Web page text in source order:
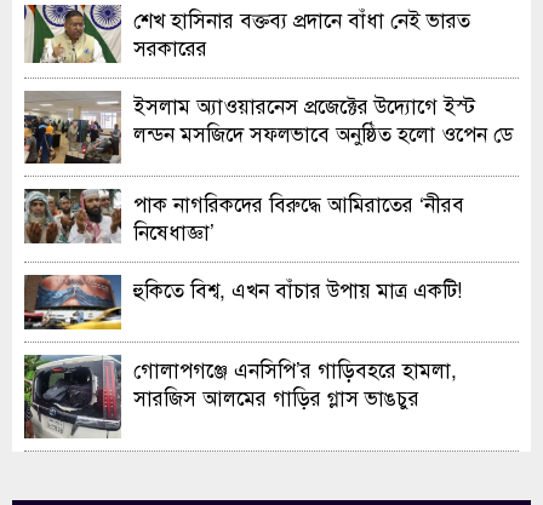
শেখ হাসিনার বক্তব্য প্রদানে বাঁধা নেই ভারত
সরকারের
ইসলাম অ্যাওয়ারনেস প্রজেক্টের উদ্যোগে ইস্ট
লন্ডন মসজিদে সফলভাবে অনুষ্ঠিত হলো ওপেন ডে
পাক নাগরিকদের বিরুদ্ধে আমিরাতের ‘নীরব
নিষেধাজ্ঞা’
হুকিতে বিশ্ব, এখন বাঁচার উপায় মাত্র একটি!
গোলাপগঞ্জে এনসিপি’র গাড়িবহরে হামলা,
সারজিস আলমের গাড়ির গ্লাস ভাঙচুর